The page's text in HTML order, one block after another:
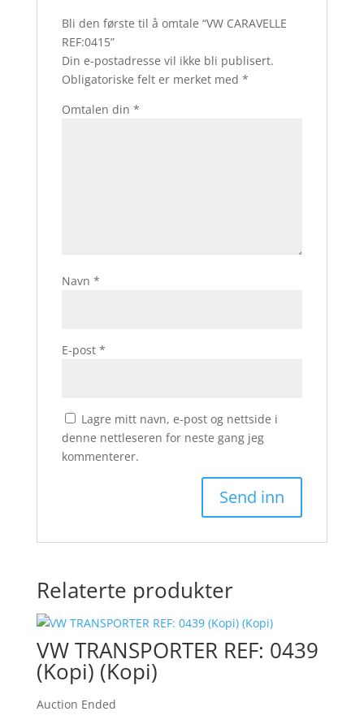
Bli den første til å omtale “VW CARAVELLE
REF:0415”
Din e-postadresse vil ikke bli publisert.
Obligatoriske felt er merket med *
Omtalen din *
Navn *
E-post *
Lagre mitt navn, e-post og nettside i
denne nettleseren for neste gang jeg
kommenterer.
Relaterte produkter
VW TRANSPORTER REF: 0439
(Kopi) (Kopi)
Auction Ended